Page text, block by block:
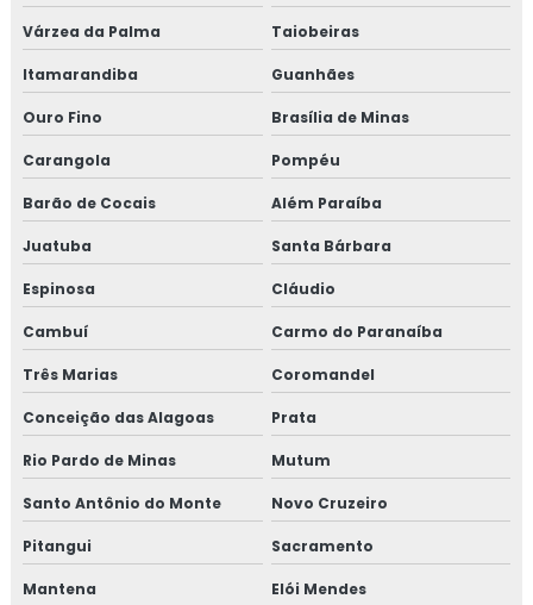
Empresa de treinamento para setor alimentício
Empresa de treinamento para setor de alimentos
Treinamento em adequação para acreditação na iso
17025
Treinamento em análise crítica de laudos de calibração
Treinamento em análise e diagnóstico de cultura
organizacional
Treinamento em análise sensorial
Treinamento em atualização do manual de bpf
Treinamento em auditoria de fornecedores
Treinamento em auditoria interna
Várzea da Palma Taiobeiras
Itamarandiba Guanhães
Ouro Fino Brasília de Minas
Carangola Pompéu
Barão de Cocais Além Paraíba
Juatuba Santa Bárbara
Espinosa Cláudio
Cambuí Carmo do Paranaíba
Três Marias Coromandel
Conceição das Alagoas Prata
Rio Pardo de Minas Mutum
Santo Antônio do Monte Novo Cruzeiro
Pitangui Sacramento
Mantena Elói Mendes